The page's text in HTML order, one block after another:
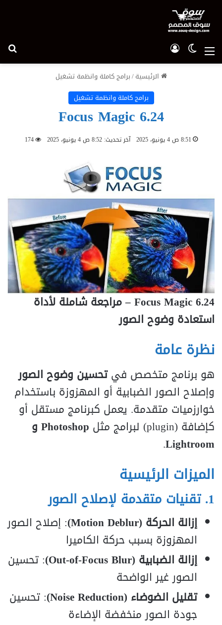
القائمة الوضع المظلم
الرئيسية/برامج كاملة وانظمة تشغيل
برامج كاملة وانظمة تشغيل
Focus Magic 6.24
8:51 ص 4 يونيو، 2025 آخر تحديث: 8:52 ص 4 يونيو، 2025 174
Focus Magic 6.24 – مراجعة شاملة لأداة
استعادة وضوح الصور
نظرة عامة
هو برنامج متخصص فيتحسين وضوح الصور
وإصلاح الصور الضبابية أو المهزوزة باستخدام
خوارزميات متقدمة. يعمل كبرنامج مستقل أو
كإضافة (plugin) لبرامج مثل
Photoshop و
Lightroom
.
الميزات الرئيسية
1. تقنيات متقدمة لإصلاح الصور
إزالة الحركة (Motion Deblur)
: إصلاح الصور
المهزوزة بسبب حركة الكاميرا
إزالة الضبابية (Out-of-Focus Blur)
: تحسين
الصور غير الواضحة
تقليل الضوضاء (Noise Reduction)
: تحسين
جودة الصور منخفضة الإضاءة